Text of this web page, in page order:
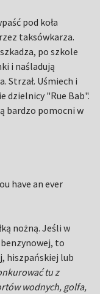
pod koła
taksówkarza.
po szkole
i naśladują
Strzał. Uśmiech i
dzielnicy "Rue Bab".
bardzo pomocni w
have an ever
nożną. Jeśli w
to
hiszpańskiej lub
tu z
wodnych, golfa,